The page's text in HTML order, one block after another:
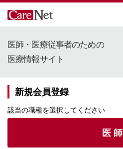
医師・医療従事者のための
医療情報サイト
新規会員登録
該当の職種を選択してください
医 師